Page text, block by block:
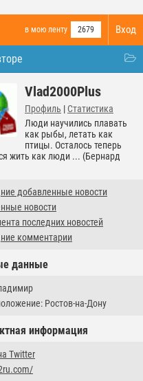
Вход
в мою ленту 2679
Vlad2000Plus
Профиль | Статистика
Люди научились плавать
как рыбы, летать как
птицы. Осталось теперь
жить как люди ... (Бернард
добавленные новости
новости
последних новостей
комментарии
данные
Ростов-на-Дону
информация
Twitter